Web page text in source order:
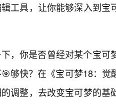
工具，让你能够深入到
，你是否曾经对某个宝可
够快？在《宝可梦18：
调整，去改变宝可梦的